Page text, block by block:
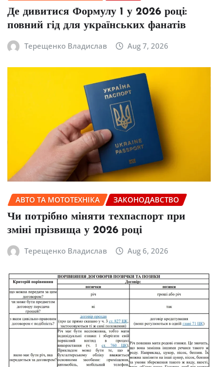
Де дивитися Формулу 1 у 2026 році:
повний гід для українських фанатів
Терещенко Владислав Aug 7, 2026
АВТО ТА МОТОТЕХНІКА ЗАКОНОДАВСТВО
Чи потрібно міняти техпаспорт при
зміні прізвища у 2026 році
Терещенко Владислав Aug 6, 2026